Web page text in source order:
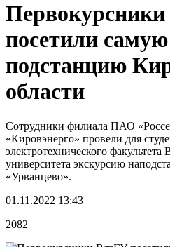
посетили
подстанцию
области
Сотрудники филиала ПАО
«Кировэнерго» провели для
электротехнического факультета
университета экскурсию
«Урванцево».
01.11.2022 13:43
2082